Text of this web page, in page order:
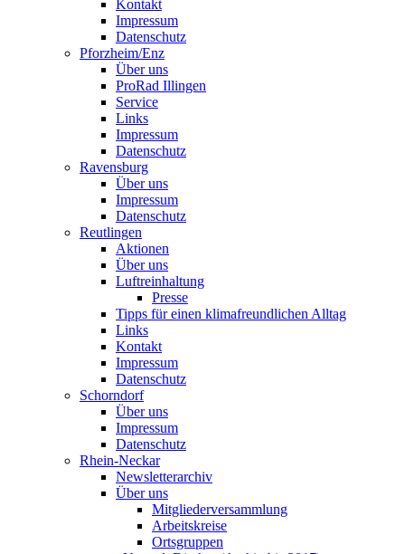
Kontakt
Impressum
Datenschutz
Pforzheim/Enz
Über uns
ProRad Illingen
Service
Links
Impressum
Datenschutz
Ravensburg
Über uns
Impressum
Datenschutz
Reutlingen
Aktionen
Über uns
Luftreinhaltung
Presse
Tipps für einen klimafreundlichen Alltag
Links
Kontakt
Impressum
Datenschutz
Schorndorf
Über uns
Impressum
Datenschutz
Rhein-Neckar
Newsletterarchiv
Über uns
Mitgliederversammlung
Arbeitskreise
Ortsgruppen